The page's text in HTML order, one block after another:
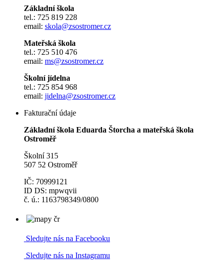
Základní škola
tel.: 725 819 228
email: skola@zsostromer.cz
Mateřská škola
tel.: 725 510 476
email: ms@zsostromer.cz
Školní jídelna
tel.: 725 854 968
email: jidelna@zsostromer.cz
Fakturační údaje
Základní škola Eduarda Štorcha a mateřská škola
Ostroměř
Školní 315
507 52 Ostroměř
IČ: 70999121
ID DS: mpwqvii
č. ú.: 1163798349/0800
Sledujte nás na Facebooku
Sledujte nás na Instagramu